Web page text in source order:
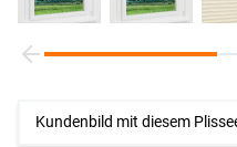
Kundenbild mit diesem